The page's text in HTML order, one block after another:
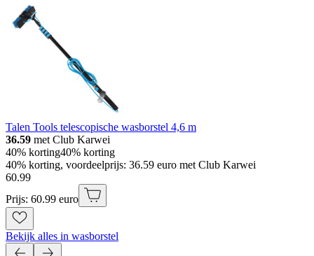
Talen Tools telescopische wasborstel 4,6 m
36.59 met Club Karwei
40% korting40% korting
40% korting, voordeelprijs: 36.59 euro met Club Karwei
60.99
Prijs: 60.99 euro
Bekijk alles in wasborstel